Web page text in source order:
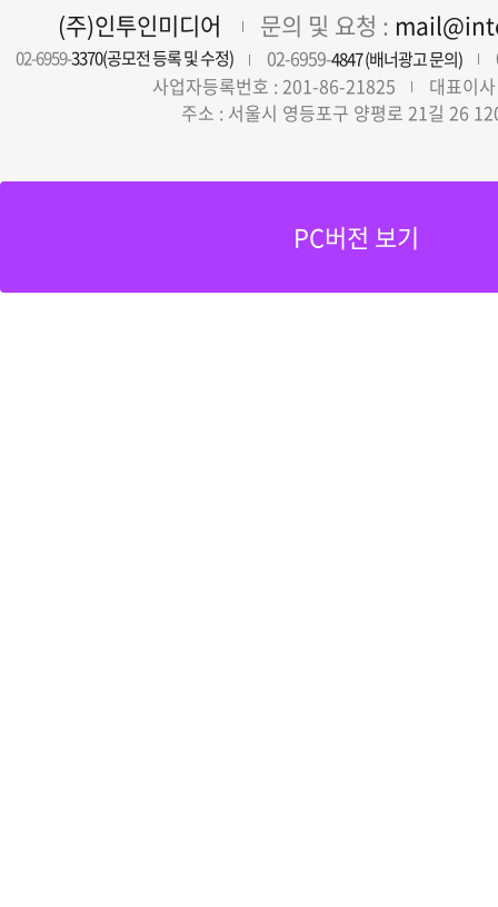
(주)인투인미디어 문의 및 요청 :
02-6959-3370(공모전 등록 및 수정) 02-6959-4847 (배너광고 문의)
사업자등록번호 : 201-86-21825
대표이
주소 : 서울시 영등포구 양평로 21길 26
PC버전 보기